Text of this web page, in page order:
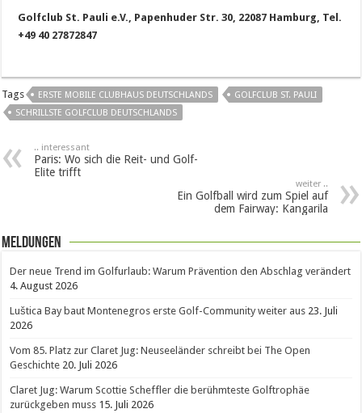
Golfclub St. Pauli e.V., Papenhuder Str. 30, 22087 Hamburg, Tel.
+49 40 27872847
Tags ERSTE MOBILE CLUBHAUS DEUTSCHLANDS
GOLFCLUB ST. PAULI
SCHRILLSTE GOLFCLUB DEUTSCHLANDS
.. interessant
Paris: Wo sich die Reit- und Golf-
Elite trifft
weiter ..
Ein Golfball wird zum Spiel auf
dem Fairway: Kangarila
Meldungen
Der neue Trend im Golfurlaub: Warum Prävention den Abschlag verändert
4. August 2026
Luštica Bay baut Montenegros erste Golf-Community weiter aus 23. Juli
2026
Vom 85. Platz zur Claret Jug: Neuseeländer schreibt bei The Open
Geschichte 20. Juli 2026
Claret Jug: Warum Scottie Scheffler die berühmteste Golftrophäe
zurückgeben muss 15. Juli 2026